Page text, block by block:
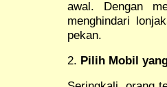
awal. Dengan
menghindari
pekan.
2. Pilih Mobil